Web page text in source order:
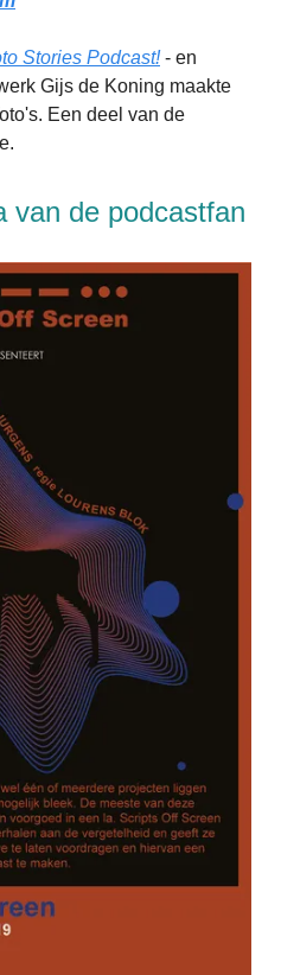
Stories Podcast!- en
Gijs de Koning maakte
Een deel van de
van de podcastfan